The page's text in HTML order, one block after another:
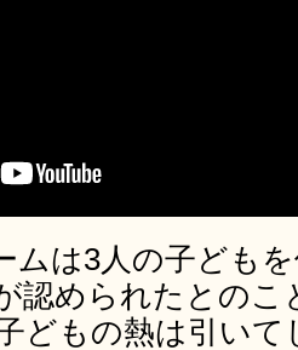
ムは3人の子ども
認められたとのこ
どもの熱は引い